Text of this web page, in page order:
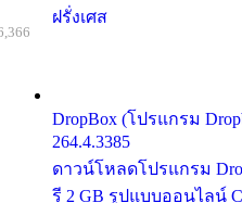
ฝรั่งเศส
DropBox (โปรแกรม
264.4.3385
ดาวน์โหลดโปรแกรม
รี 2 GB รูปแบบออนไลน์